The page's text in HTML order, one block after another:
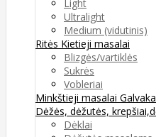
Light
Ultralight
Medium (vidutinis)
Ritės Kietieji masalai
Blizgės/vartiklės
Sukrės
Vobleriai
Minkštieji masalai
Dėžės, dėžutės,
Dėklai